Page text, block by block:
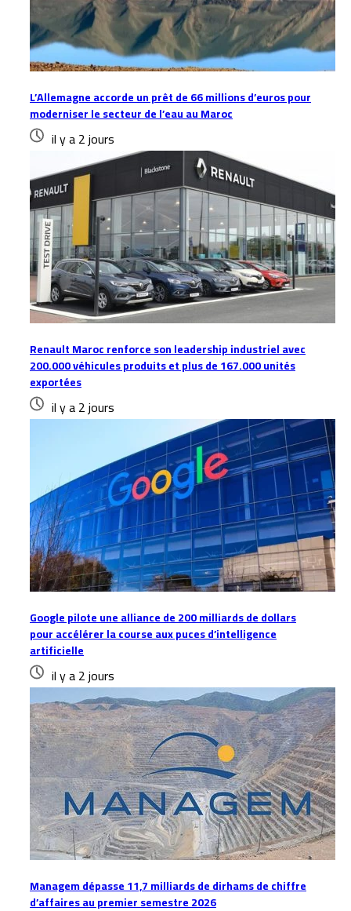
L’Allemagne accorde un prêt de 66 millions d’euros pour
moderniser le secteur de l’eau au Maroc
il y a 2 jours
Renault Maroc renforce son leadership industriel avec
200.000 véhicules produits et plus de 167.000 unités
exportées
il y a 2 jours
Google pilote une alliance de 200 milliards de dollars
pour accélérer la course aux puces d’intelligence
artificielle
il y a 2 jours
Managem dépasse 11,7 milliards de dirhams de chiffre
d’affaires au premier semestre 2026